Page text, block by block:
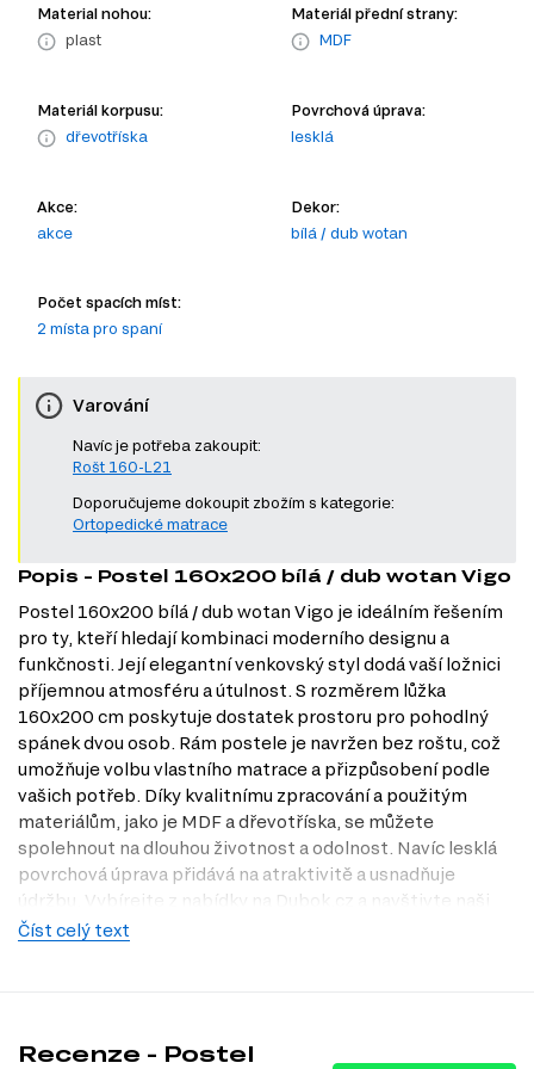
Material nohou:
plast
Materiál přední strany:
MDF
Materiál korpusu:
dřevotříska
Povrchová úprava:
lesklá
Akce:
akce
Dekor:
bílá / dub wotan
Počet spacích míst:
2 místa pro spaní
Varování
Navíc je potřeba zakoupit:
Rošt 160-L21
Doporučujeme dokoupit zbožím s kategorie:
Ortopedické matrace
Popis - Postel 160x200 bílá / dub wotan Vigo
Postel 160x200 bílá / dub wotan Vigo je ideálním řešením
pro ty, kteří hledají kombinaci moderního designu a
funkčnosti. Její elegantní venkovský styl dodá vaší ložnici
příjemnou atmosféru a útulnost. S rozměrem lůžka
160x200 cm poskytuje dostatek prostoru pro pohodlný
spánek dvou osob. Rám postele je navržen bez roštu, což
umožňuje volbu vlastního matrace a přizpůsobení podle
vašich potřeb. Díky kvalitnímu zpracování a použitým
materiálům, jako je MDF a dřevotříska, se můžete
spolehnout na dlouhou životnost a odolnost. Navíc lesklá
povrchová úprava přidává na atraktivitě a usnadňuje
údržbu. Vybírejte z nabídky na Dubok.cz a navštivte naši
prodejnu v Praze, kde si můžete postel prohlédnout na
Číst celý text
Recenze - Postel